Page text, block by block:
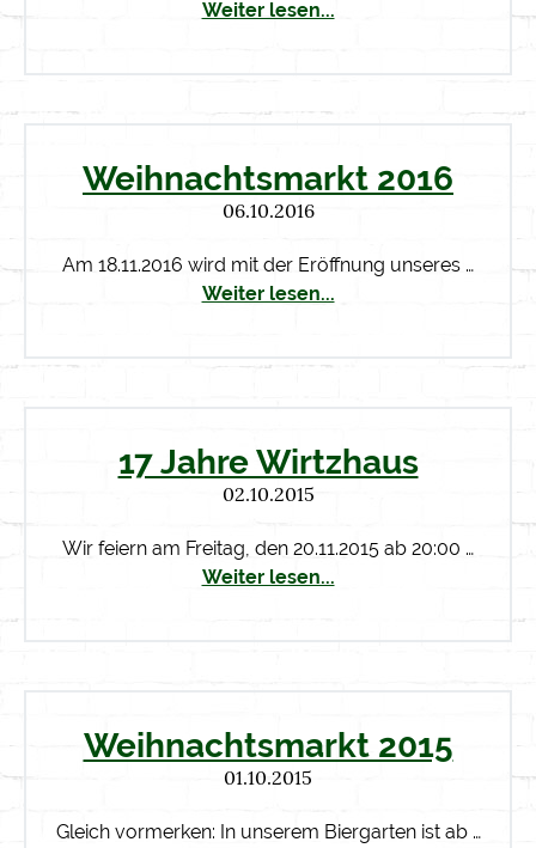
Weiter lesen...
Weihnachtsmarkt 2016
06.10.2016
Am 18.11.2016 wird mit der Eröffnung unseres …
Weiter lesen...
17 Jahre Wirtzhaus
02.10.2015
Wir feiern am Freitag, den 20.11.2015 ab 20:00 …
Weiter lesen...
Weihnachtsmarkt 2015
01.10.2015
Gleich vormerken: In unserem Biergarten ist ab …